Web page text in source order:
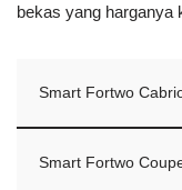
bekas yang harganya
Smart Fortwo
Smart Fortwo